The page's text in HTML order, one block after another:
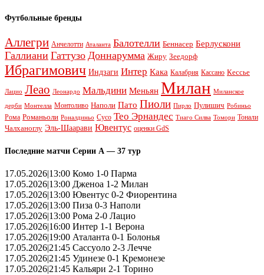
Футбольные бренды
Аллегри Анчелотти Аталанта Балотелли Беннасер Берлускони
Галлиани Гаттузо Доннарумма Жиру Зеедорф
Ибрагимович Индзаги Интер Кака Калабрия Кассано Кессье
Лацио Леао Леонардо Мальдини Меньян Милан Миланское
дерби Монтелла Монтоливо Наполи Пато Пиоли Пирло Пулишич Робиньо
Рома Романьоли Роналдиньо Сусо Тео Эрнандес Тиаго Силва Томори Тонали
Чалханоглу Эль-Шаарави Ювентус оценки GdS
Последние матчи Серии А — 37 тур
17.05.2026|13:00 Комо 1-0 Парма
17.05.2026|13:00 Дженоа 1-2 Милан
17.05.2026|13:00 Ювентус 0-2 Фиорентина
17.05.2026|13:00 Пиза 0-3 Наполи
17.05.2026|13:00 Рома 2-0 Лацио
17.05.2026|16:00 Интер 1-1 Верона
17.05.2026|19:00 Аталанта 0-1 Болонья
17.05.2026|21:45 Сассуоло 2-3 Лечче
17.05.2026|21:45 Удинезе 0-1 Кремонезе
17.05.2026|21:45 Кальяри 2-1 Торино